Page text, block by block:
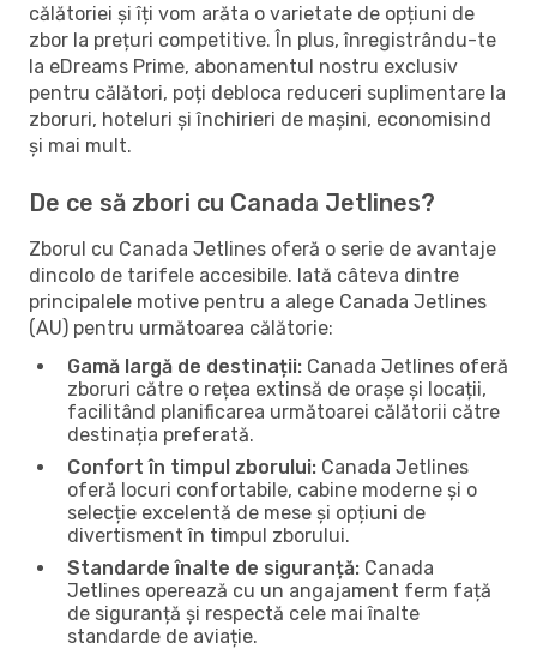
călătoriei și îți vom arăta o varietate de opțiuni de
zbor la prețuri competitive. În plus, înregistrându-te
la eDreams Prime, abonamentul nostru exclusiv
pentru călători, poți debloca reduceri suplimentare la
zboruri, hoteluri și închirieri de mașini, economisind
și mai mult.
De ce să zbori cu Canada Jetlines?
Zborul cu Canada Jetlines oferă o serie de avantaje
dincolo de tarifele accesibile. Iată câteva dintre
principalele motive pentru a alege Canada Jetlines
(AU) pentru următoarea călătorie:
Gamă largă de destinații: Canada Jetlines oferă
zboruri către o rețea extinsă de orașe și locații,
facilitând planificarea următoarei călătorii către
destinația preferată.
Confort în timpul zborului: Canada Jetlines
oferă locuri confortabile, cabine moderne și o
selecție excelentă de mese și opțiuni de
divertisment în timpul zborului.
Standarde înalte de siguranță: Canada
Jetlines operează cu un angajament ferm față
de siguranță și respectă cele mai înalte
standarde de aviație.